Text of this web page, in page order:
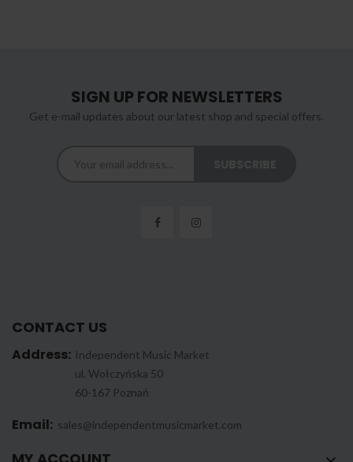
SIGN UP FOR NEWSLETTERS
Get e-mail updates about our latest shop and special offers.
CONTACT US
Address: Independent Music Market
ul. Wołczyńska 50
60-167 Poznań
Email: sales@independentmusicmarket.com